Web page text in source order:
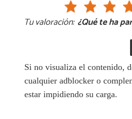
Tu valoración: ¿Qué te ha
Si no visualiza el contenido,
cualquier adblocker o
estar impidiendo su carga.